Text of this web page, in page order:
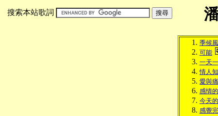
搜索本站歌詞
季候風
可能
一天
情人
愛與
感情
今天
感覺